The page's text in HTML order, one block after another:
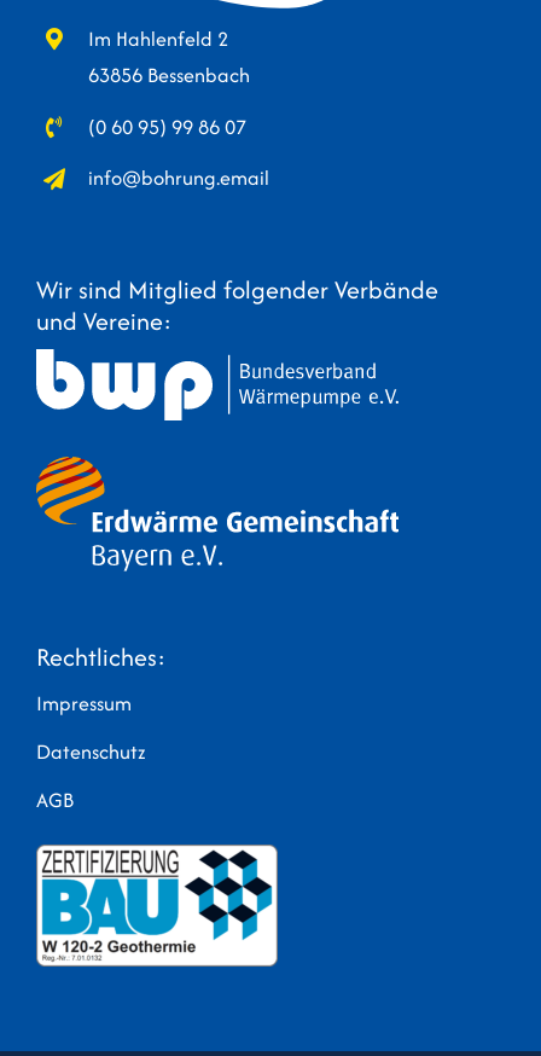
Im Hahlenfeld 2
63856 Bessenbach
(0 60 95) 99 86 07
info@bohrung.email
Wir sind Mitglied folgender Verbände
und Vereine:
Rechtliches:
Impressum
Datenschutz
AGB